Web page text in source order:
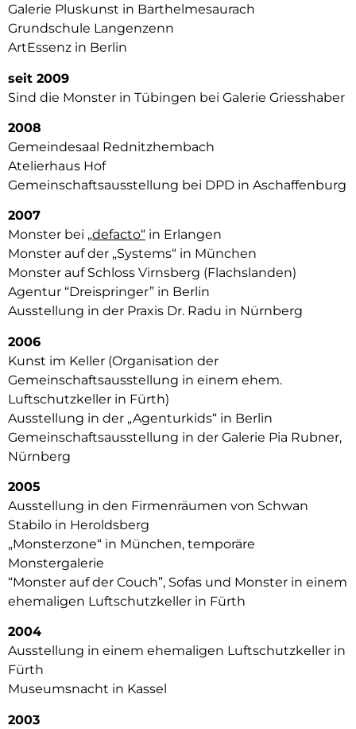
Galerie Pluskunst in Barthelmesaurach
Grundschule Langenzenn
ArtEssenz in Berlin
seit 2009
Sind die Monster in Tübingen bei Galerie Griesshaber
2008
Gemeindesaal Rednitzhembach
Atelierhaus Hof
Gemeinschaftsausstellung bei DPD in Aschaffenburg
2007
Monster bei „defacto“ in Erlangen
Monster auf der „Systems“ in München
Monster auf Schloss Virnsberg (Flachslanden)
Agentur “Dreispringer” in Berlin
Ausstellung in der Praxis Dr. Radu in Nürnberg
2006
Kunst im Keller (Organisation der
Gemeinschaftsausstellung in einem ehem.
Luftschutzkeller in Fürth)
Ausstellung in der „Agenturkids“ in Berlin
Gemeinschaftsausstellung in der Galerie Pia Rubner,
Nürnberg
2005
Ausstellung in den Firmenräumen von Schwan
Stabilo in Heroldsberg
„Monsterzone“ in München, temporäre
Monstergalerie
“Monster auf der Couch”, Sofas und Monster in einem
ehemaligen Luftschutzkeller in Fürth
2004
Ausstellung in einem ehemaligen Luftschutzkeller in
Fürth
Museumsnacht in Kassel
2003